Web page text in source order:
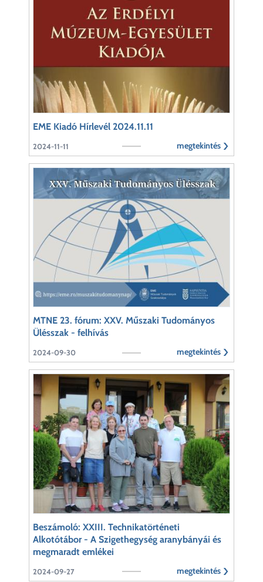
EME Kiadó Hírlevél 2024.11.11
megtekintés
2024-11-11
MTNE 23. fórum: XXV. Műszaki Tudományos
Ülésszak - felhívás
megtekintés
2024-09-30
Beszámoló: XXIII. Technikatörténeti
Alkotótábor - A Szigethegység aranybányái és
megmaradt emlékei
megtekintés
2024-09-27